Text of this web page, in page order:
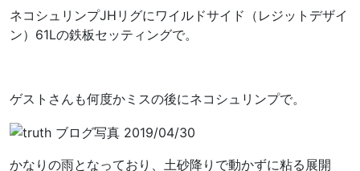
ネコシュリンプJHリグにワイルドサイド（レジットデザイ
ン）61Lの鉄板セッティングで。
ゲストさんも何度かミスの後にネコシュリンプで。
かなりの雨となっており、土砂降りで動かずに粘る展開